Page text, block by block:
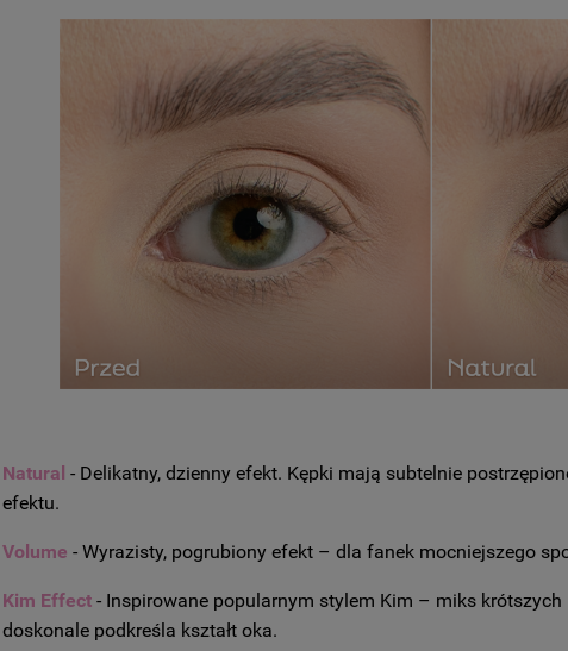
Natural - Delikatny, dzienny efekt. Kępki mają subtelnie
efektu.
Volume - Wyrazisty, pogrubiony efekt – dla fanek mocniejszego
Kim Effect - Inspirowane popularnym stylem Kim – miks krótszych
doskonale podkreśla kształt oka.